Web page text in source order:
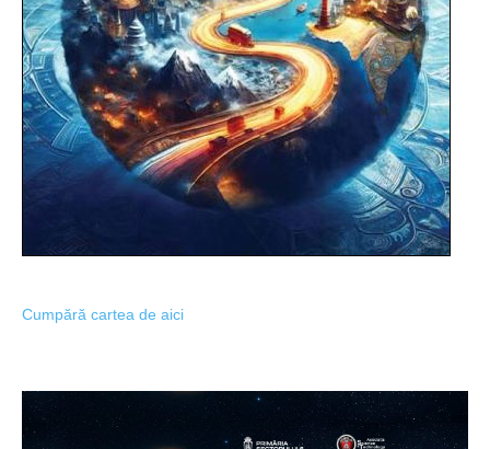
Cumpără cartea de aici